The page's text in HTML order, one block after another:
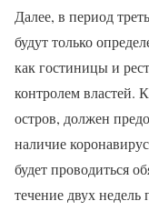
Далее, в период
будут только
как гостиницы и
контролем властей.
остров, должен
наличие
будет проводиться
течение двух